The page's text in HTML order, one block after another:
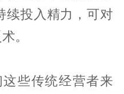
续投入精力，可对
。
些传统经营者来